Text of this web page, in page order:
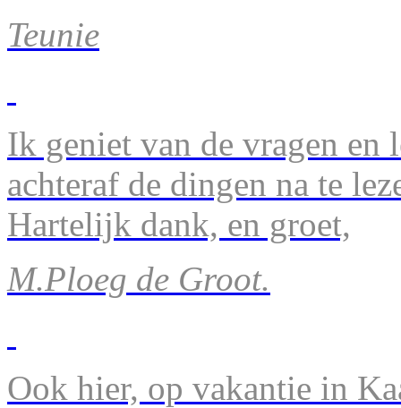
Teunie
Ik geniet van de vragen en
achteraf de dingen na te
Hartelijk dank, en groet,
M.Ploeg de Groot.
Ook hier, op vakantie in